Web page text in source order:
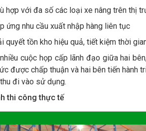
hợp với đa số các loại xe nâng trên thị
ứng nhu cầu xuất nhập hàng liên tục
quyết tồn kho hiệu quả, tiết kiệm thời
cuộc họp cấp lãnh đạo giữa hai
được chấp thuận và hai bên tiến hành
đi vào sử dụng.
thi công thực tế